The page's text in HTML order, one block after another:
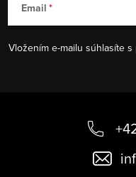
Email
Vložením e-mailu súhlasíte s